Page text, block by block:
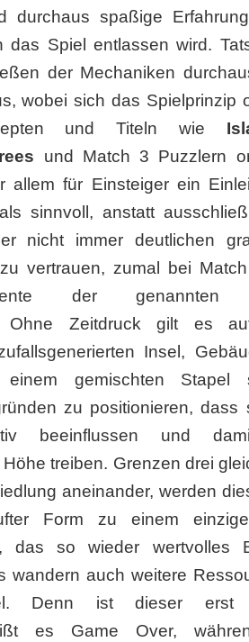
durchaus spaßige
das Spiel entlassen wird.
der Mechaniken
wobei sich das Spielprinzip
und Titeln wie
und Match 3 Puzzlern
allem für Einsteiger ein
sinnvoll, anstatt
nicht immer deutlichen
vertrauen, zumal bei
der genannten
Ohne Zeitdruck gilt es
Insel,
einem gemischten
zu positionieren, dass
beeinflussen und
treiben. Grenzen drei
aneinander, werden
Form zu einem
das so wieder wertvolles
wandern auch weitere
Denn ist dieser erst
es Game Over,